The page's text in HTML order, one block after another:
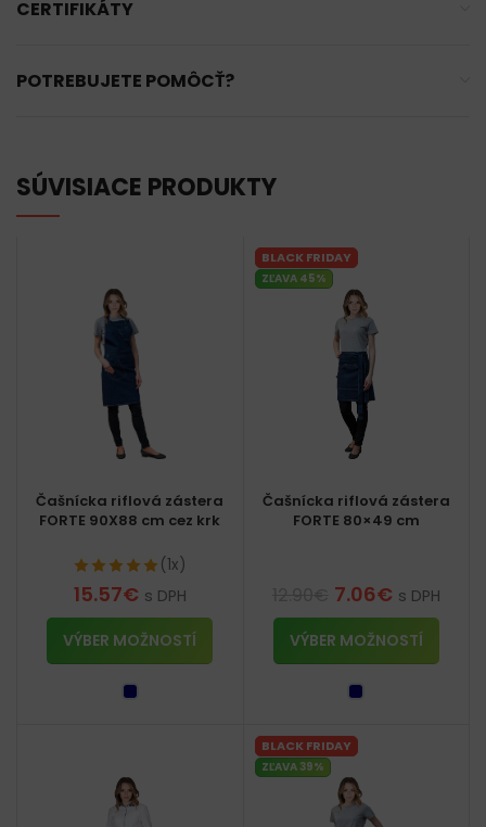
CERTIFIKÁTY
POTREBUJETE POMÔCŤ?
SÚVISIACE PRODUKTY
Čašnícka riflová zástera
FORTE 90X88 cm cez krk
(1x)
15.57€ s DPH
VÝBER MOŽNOSTÍ
BLACK FRIDAY
ZĽAVA 45%
Čašnícka riflová zástera
FORTE 80×49 cm
7.06€ s DPH
VÝBER MOŽNOSTÍ
BLACK FRIDAY
ZĽAVA 39%